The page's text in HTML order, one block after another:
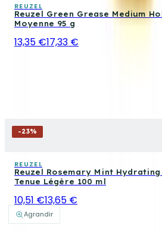
Agrandir
REUZEL
Reuzel Green Grease Medium
Moyenne 95 g
13,35 €17,33 €
-23%
REUZEL
Reuzel Rosemary Mint
Tenue Légère 100 ml
10,51 €13,65 €